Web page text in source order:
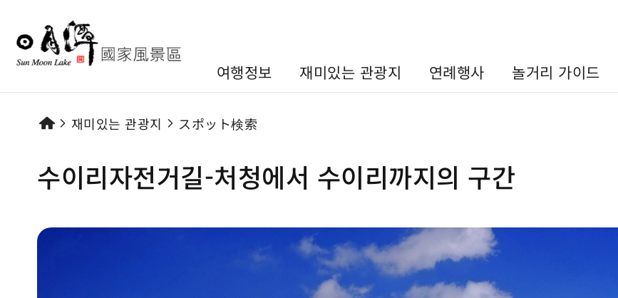
여행정보 재미있는 관광지 연례행사 놀거리 가이드
재미있는 관광지 スポット検索
수이리자전거길-처청에서 수이리까지의 구간